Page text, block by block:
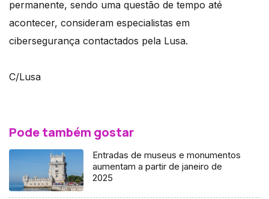
permanente, sendo uma questão de tempo até
acontecer, consideram especialistas em
cibersegurança contactados pela Lusa.
C/Lusa
Pode também gostar
Entradas de museus e monumentos
aumentam a partir de janeiro de
2025